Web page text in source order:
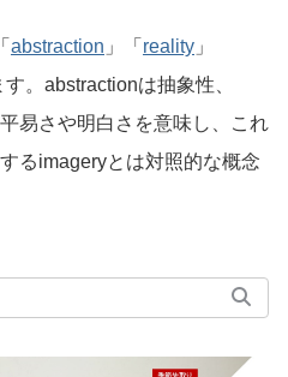
abstraction 」「 reality 」
。abstractionは抽象性、
易さや明白さを意味し、これ
るimageryとは対照的な概念